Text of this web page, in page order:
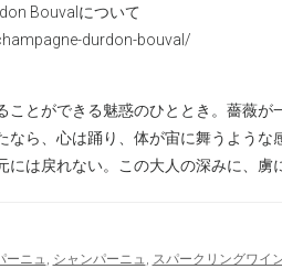
Bouvalについて
durdon-bouval/
ことができる魅惑のひととき。薔薇が
なら、心は踊り、体が宙に舞うような
には戻れない。この大人の深みに、虜
ーニュ , シャンパーニュ , スパークリングワイ